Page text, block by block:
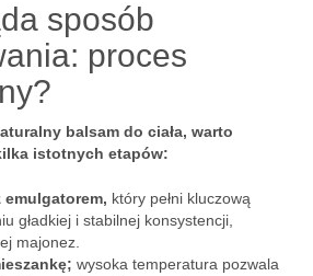
sposób
proces
balsam do ciała, warto
istotnych etapów:
emulgatorem, który pełni kluczową
gładkiej i stabilnej konsystencji,
majonez.
wysoka temperatura pozwala